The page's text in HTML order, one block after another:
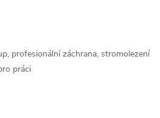
profesionální záchrana, stromolezení
práci